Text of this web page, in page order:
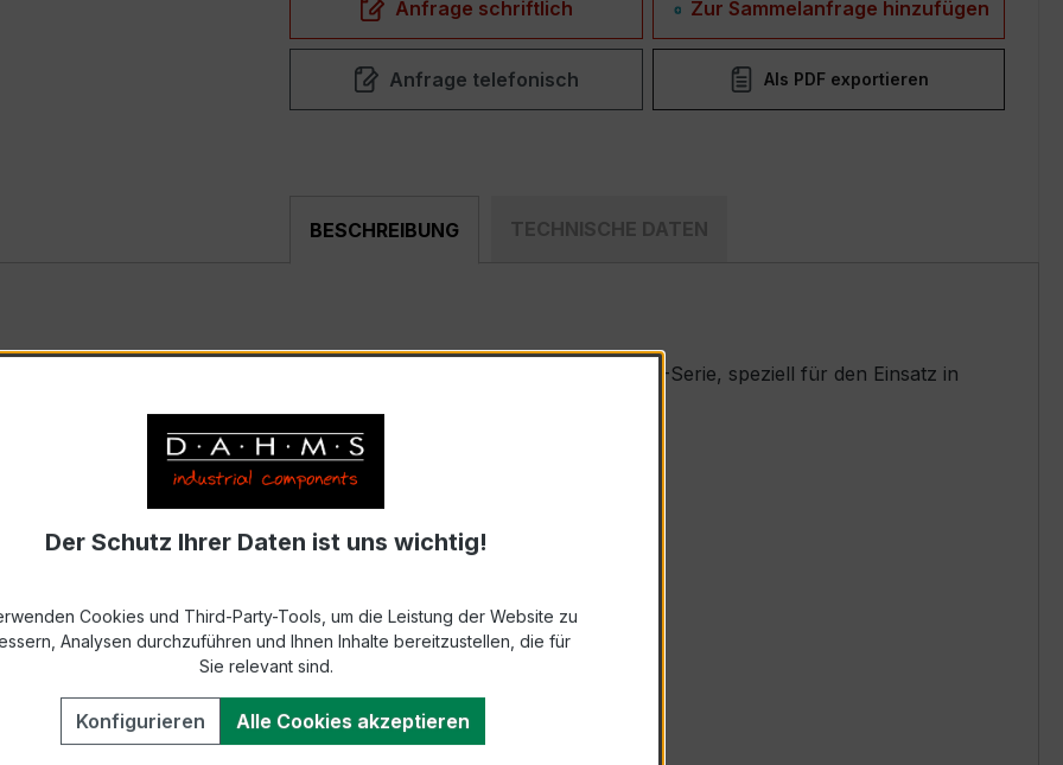
Anfrage schriftlich Zur Sammelanfrage hinzufügen
Anfrage telefonisch Als PDF exportieren
BESCHREIBUNG TECHNISCHE DATEN
hochpräziser Verrechnungsstromwandler der bewährten EASKD-Serie, speziell für den Einsatz in
Mess- und Überwachungssystemen entwickelt.
EASKD 31.8
200 A pro Phase, Sekundärnennstrom 5 A)
2 bzw. DIN EN 61869-2)
Ø 31,8 mm (Kabeldurchführung)
× Ipr (Dauerstrom 1 × Primärnennstrom)
× Ipr, 1 s
Der Schutz Ihrer Daten ist uns wichtig!
Cookies und Third-Party-Tools, um die Leistung der Website zu
Analysen durchzuführen und Ihnen Inhalte bereitzustellen, die für
Sie relevant sind.
Konfigurieren Alle Cookies akzeptieren